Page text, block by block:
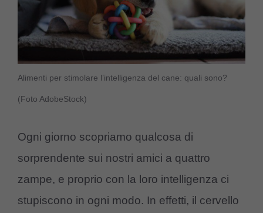
Alimenti per stimolare l’intelligenza del cane: quali sono?
(Foto AdobeStock)
Ogni giorno scopriamo qualcosa di
sorprendente sui nostri amici a quattro
zampe, e proprio con la loro intelligenza ci
stupiscono in ogni modo. In effetti, il cervello